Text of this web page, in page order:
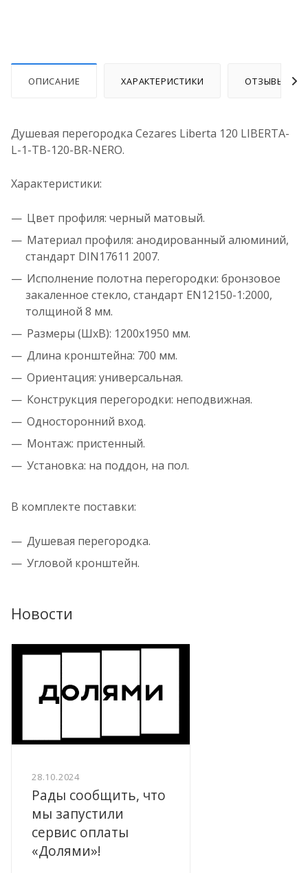
ОПИСАНИЕ ХАРАКТЕРИСТИКИ ОТЗЫВЫ
Душевая перегородка Cezares Liberta 120 LIBERTA-
L-1-TB-120-BR-NERO.
Характеристики:
Цвет профиля: черный матовый.
Материал профиля: анодированный алюминий,
стандарт DIN17611 2007.
Исполнение полотна перегородки: бронзовое
закаленное стекло, стандарт EN12150-1:2000,
толщиной 8 мм.
Размеры (ШхВ): 1200х1950 мм.
Длина кронштейна: 700 мм.
Ориентация: универсальная.
Конструкция перегородки: неподвижная.
Односторонний вход.
Монтаж: пристенный.
Установка: на поддон, на пол.
В комплекте поставки:
Душевая перегородка.
Угловой кронштейн.
Новости
28.10.2024
Рады сообщить, что
мы запустили
сервис оплаты
«Долями»!